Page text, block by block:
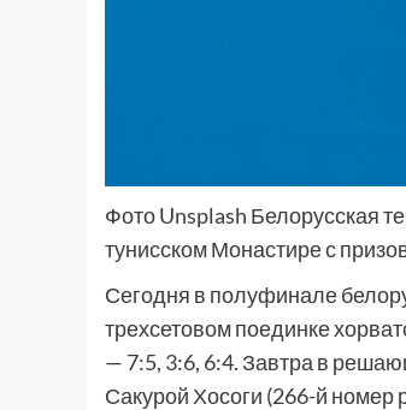
Фото Unsplash Белорусская
тунисском Монастире с
Сегодня в полуфинале
трехсетовом поединке
— 7:5, 3:6, 6:4. Завтра в
Сакурой Хосоги (266-й номер